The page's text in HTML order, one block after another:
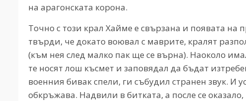
на арагонската корона.
Точно с този крал Хайме е свързана и появата на
твърди, че докато воювал с маврите, кралят
(към нея след малко пак ще се върна). Наоколо
те носят лош късмет и заповядал да бъдат
военния бивак спели, ги събудил странен звук. И
обкръжава. Надвили в битката, а после се